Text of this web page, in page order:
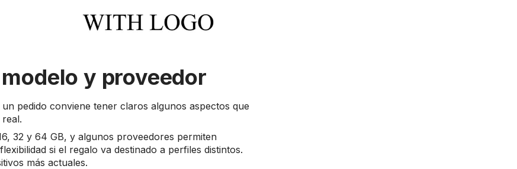
y proveedor
pedido conviene tener claros algunos aspectos que
32 y 64 GB, y algunos proveedores permiten
si el regalo va destinado a perfiles distintos.
más actuales.